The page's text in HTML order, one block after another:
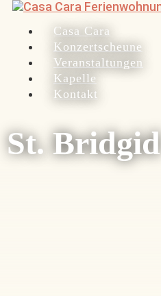
Casa Cara
Konzertscheune
Veranstaltungen
Kapelle
Kontakt
St. Bridgid